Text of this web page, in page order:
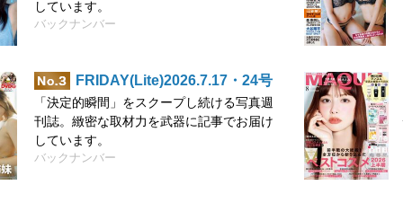
しています。
バックナンバー
FRIDAY(Lite)2026.7.17・24号
「決定的瞬間」をスクープし続ける写真週
刊誌。緻密な取材力を武器に記事でお届け
しています。
バックナンバー